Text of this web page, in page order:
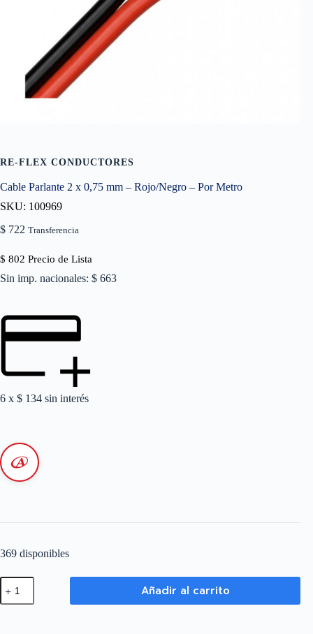
RE-FLEX CONDUCTORES
Cable Parlante 2 x 0,75 mm – Rojo/Negro – Por Metro
SKU: 100969
$ 722 Transferencia
$ 802 Precio de Lista
Sin imp. nacionales: $ 663
6 x $ 134 sin interés
369 disponibles
Cable
Parlante
2
Añadir al carrito